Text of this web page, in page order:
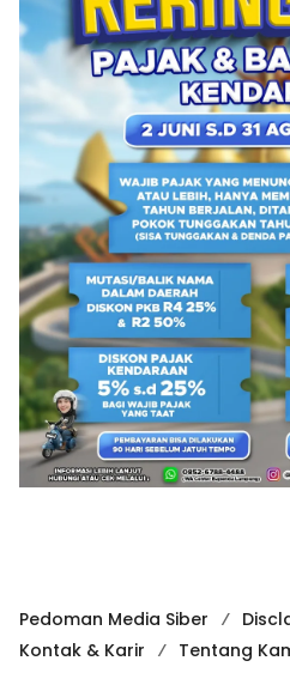
Pedoman Media Siber
Kontak & Karir
Tentang